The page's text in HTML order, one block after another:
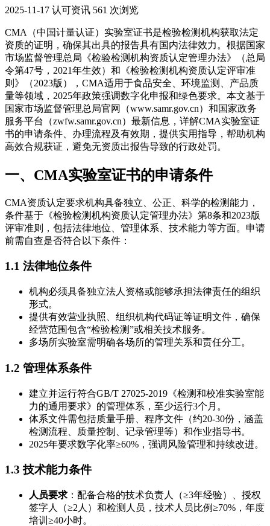
2025-11-17 认可资讯 561 次浏览
CMA（中国计量认证）实验室证书是检验检测机构获取法定
资质的证明，确保其出具的报告具有国内法律效力。根据国家
市场监督管理总局《检验检测机构资质认定管理办法》（总局
令第47号，2021年生效）和《检验检测机构资质认定评审准
则》（2023版），CMA适用于食品安全、环境监测、产品质
量等领域，2025年政策强调数字化申报和绿色要求。本文基于
国家市场监督管理总局官网（www.samr.gov.cn）和国家政务
服务平台（zwfw.samr.gov.cn）最新信息，详解CMA实验室证
书的申请条件、办理流程及有效期，提供实用指导，帮助机构
高效合规获证，避免无资质出报告导致的行政处罚。
一、CMA实验室证书的申请条件
CMA资质认定要求机构具备独立、公正、科学的检测能力，
条件基于《检验检测机构资质认定管理办法》第8条和2023版
评审准则，包括法律地位、管理体系、技术能力等方面。申请
前需自查是否符合以下条件：
1.1 法律地位条件
机构必须具备独立法人资格或能够承担法律责任的组织
形式。
提供有效营业执照、组织机构代码证等证明文件，确保
经营范围包含“检验检测”或相关技术服务。
多场所实验室需明确各场所的管理关系和责任分工。
1.2 管理体系条件
建立并运行符合GB/T 27025-2019《检测和校准实验室能
力的通用要求》的管理体系，至少运行3个月。
体系文件需包括质量手册、程序文件（约20-30份，涵盖
检测流程、质量控制、记录管理等）和作业指导书。
2025年要求数字化率≥60%，强调风险管理和持续改进。
1.3 技术能力条件
人员要求 ：配备合格的技术负责人（≥3年经验）、授权
签字人（≥2人）和检测人员，技术人员比例≥70%，年度
培训≥40小时。